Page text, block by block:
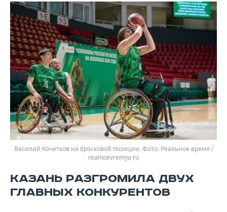
Василий Кочетков на бросковой позиции.
Реальное время /
realnoevremya.ru
КАЗАНЬ РАЗГРОМИЛА ДВУХ
ГЛАВНЫХ КОНКУРЕНТОВ